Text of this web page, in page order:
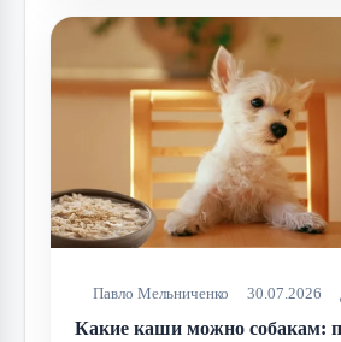
Павло Мельниченко 30.07.2026
Какие каши можно собакам: